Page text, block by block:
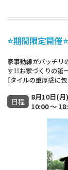
⭐期間限定開催
家事動線がバッチリ
す！！お家づくりの
［タイルの重厚感に
日程
8月10日(
10:00 ～